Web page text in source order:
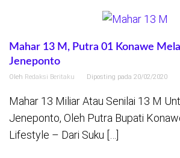
Mahar 13 M, Putra 01 Konawe
Jeneponto
Oleh Redaksi Beritaku Diposting pada 20/02/2020
Mahar 13 Miliar Atau Senilai 13 M
Jeneponto, Oleh Putra Bupati
Lifestyle – Dari Suku […]